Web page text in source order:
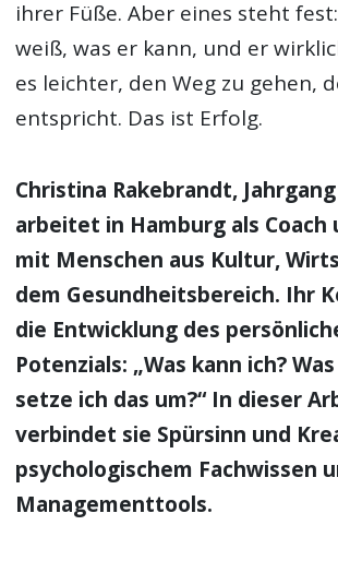
ihrer Füße. Aber eines steht
weiß, was er kann, und er
es leichter, den Weg zu gehen,
entspricht. Das ist Erfolg.
Christina Rakebrandt,
arbeitet in Hamburg als Coach
mit Menschen aus Kultur,
dem Gesundheitsbereich. Ihr
die Entwicklung des
Potenzials: „Was kann ich?
setze ich das um?“ In dieser
verbindet sie Spürsinn und
psychologischem Fachwissen
Managementtools.